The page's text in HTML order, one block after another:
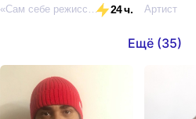
«Сам себе режиссёр» 24 ч. Артист
Ещё (35)